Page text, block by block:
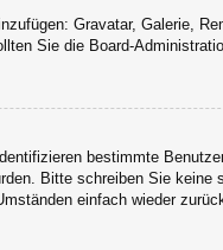
Gravatar, Galerie,
Sie die Board-
bestimmte
Bitte schreiben Sie
einfach wieder